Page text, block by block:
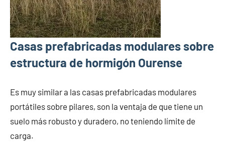
Casas prefabricadas modulares sobre
estructura de hormigón Ourense
Es muy similar a las casas prefabricadas modulares
portátiles sobre pilares, son la ventaja de que tiene un
suelo más robusto y duradero, no teniendo límite de
carga.